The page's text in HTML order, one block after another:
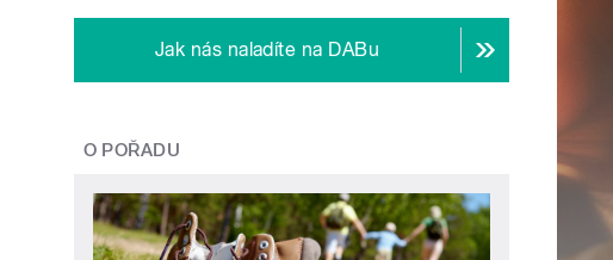
Jak nás naladíte na DABu
O POŘADU